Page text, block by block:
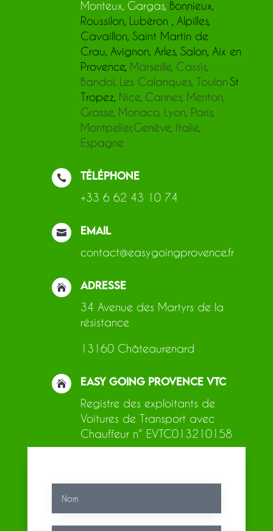
Monteux, Gargas, Bonnieux
Roussilon Lubèron Alpilles,
Cavaillon Saint Martin de
Crau Avignon Arles, Salon, Aix en
Provence, Marseille, Cassis,
Bandol, Les Calanques, ToulonSt
Tropez Nice, Cannes, Menton,
Grasse, Monaco, Lyon, Paris,
Montpelier,Genève, Italie,
Espagne

Téléphone
+33 6 62 43 10 74

Email
contact@easygoingprovence.fr

Adresse
34 Avenue des Martyrs de la
résistance
13160 Châteaurenard

EASY GOING PROVENCE VTC
Registre des exploitants de
Voitures de Transport avec
Chauffeur n° EVTC013210158